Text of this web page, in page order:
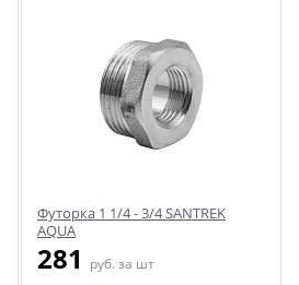
Футорка 1 1/4 - 3/4 SANTREK
AQUA
281 руб. за шт